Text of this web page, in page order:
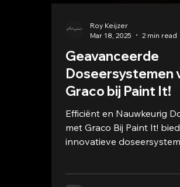
Geavanceerde
Doseersystemen
Graco bij Paint It!
Efficiënt en Nauwkeurig
met Graco Bij Paint It!
innovatieve
Roy Keijzer
Mar 18, 2025
2 min read